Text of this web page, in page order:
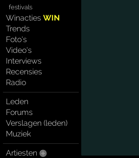
festivals
WinactiesWIN
Trends
Foto's
Video's
Interviews
Recensies
Radio
Leden
Forums
Verslagen (leden)
Muziek
Artiesten